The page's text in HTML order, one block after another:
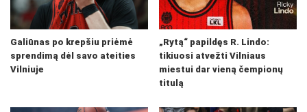
Galiūnas po krepšiu priėmė
sprendimą dėl savo ateities
Vilniuje
„Rytą“ papildęs R. Lindo:
tikiuosi atvežti Vilniaus
miestui dar vieną čempionų
titulą